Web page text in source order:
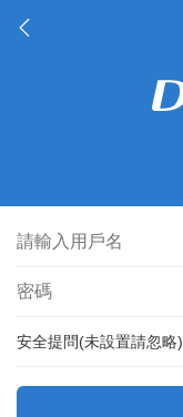
安全提問(未設置請忽略)